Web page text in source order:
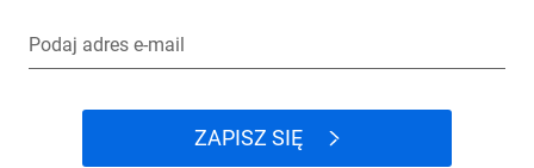
Podaj adres e-mail
ZAPISZ SIĘ